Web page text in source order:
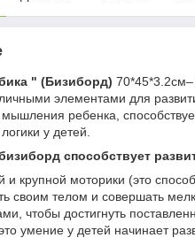
" (Бизиборд)
элементами для
ребенка,
у детей.
способствует
и крупной моторики (это
своим телом и совершать
чтобы достигнуть
умение у детей начинает